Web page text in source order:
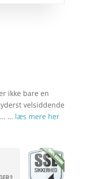
ikke bare en
velsiddende
… læs mere her